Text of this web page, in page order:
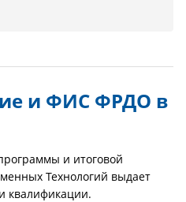
и ФИС ФРДО в
и итоговой
Технологий выдает
квалификации.